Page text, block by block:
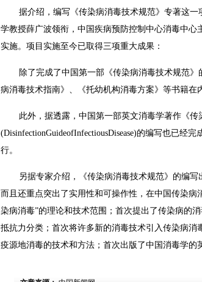
据介绍，编写《传染病消毒技术规范》专著这
学教授薛广波领衔，中国疾病预防控制中心消毒中
实施。项目实施至今已取得三项重大成果：
除了完成了中国第一部《传染病消毒技术规范
病消毒技术指南》、《托幼机构消毒方案》等书籍在
此外，据透露，中国第一部英文消毒学著作《传
(DisinfectionGuideofInfectiousDisease)的编写也已经
行。
另据专家介绍，《传染病消毒技术规范》的编
而且还重点突出了实用性和可操作性，在中国传染病
染病消毒”的理论和技术范围；首次提出了传染病的
抵抗力分类；首次将许多新的消毒技术引入传染病
疫源地消毒的技术和方法；首次出版了中国消毒学的